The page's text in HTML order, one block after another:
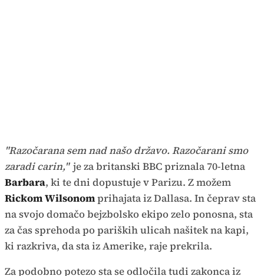
"Razočarana sem nad našo državo. Razočarani smo
zaradi carin," je za britanski BBC priznala 70-letna
Barbara, ki te dni dopustuje v Parizu. Z možem
Rickom Wilsonomprihajataiz Dallasa. In čeprav sta
na svojo domačo bejzbolsko ekipo zelo ponosna, sta
za čas sprehoda po pariških ulicah našitek na kapi,
ki razkriva, da sta iz Amerike, raje prekrila.
Za podobno potezo sta se odločila tudi zakonca iz